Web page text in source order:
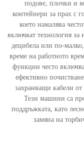
подове, плочки и
контейнери за прах с
което намалява
включват технология
децибела или по-
време на работното
функции често
ефективно
захранващи кабели
Тези машини са
поддръжката, като
замяна на